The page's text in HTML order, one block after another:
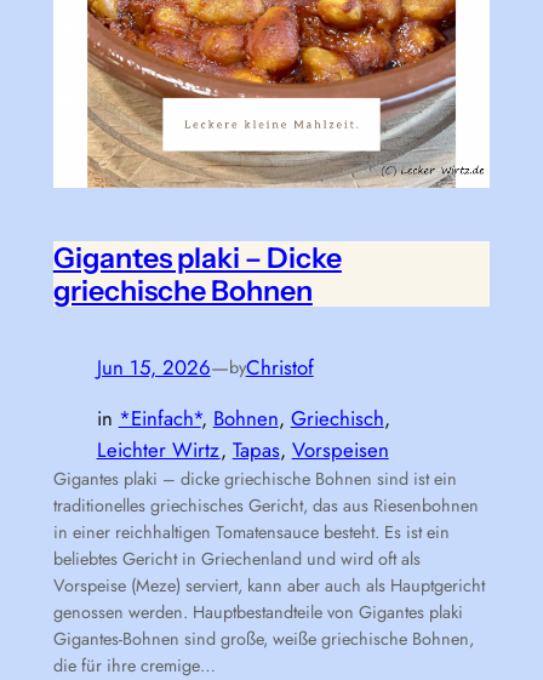
Gigantes plaki – Dicke
griechische Bohnen
Jun 15, 2026—byChristof
in *Einfach*, Bohnen, Griechisch
Leichter Wirtz, Tapas, Vorspeisen
Gigantes plaki – dicke griechische Bohnen sind ist ein
traditionelles griechisches Gericht, das aus Riesenbohnen
in einer reichhaltigen Tomatensauce besteht. Es ist ein
beliebtes Gericht in Griechenland und wird oft als
Vorspeise (Meze) serviert, kann aber auch als Hauptgericht
genossen werden. Hauptbestandteile von Gigantes plaki
Gigantes-Bohnen sind große, weiße griechische Bohnen,
die für ihre cremige…